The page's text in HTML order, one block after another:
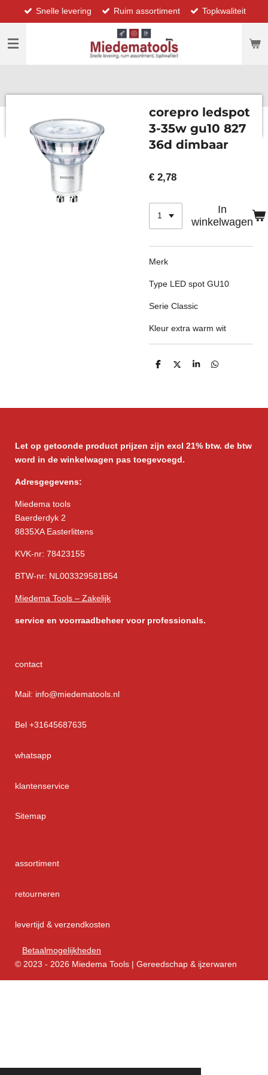
direct
naar
hoofdinhoud
Snelle levering Ruim assortiment Topkwaliteit
corepro ledspot
3-35w gu10 827
36d dimbaar
€ 2,78
In
winkelwagen
Merk
Type LED spot GU10
Serie Classic
Kleur extra warm wit
D
D
S
D
Let op getoonde product prijzen zijn excl 21% btw. de btw
word in de winkelwagen pas toegevoegd.
Adresgegevens:
Miedema tools
Baerderdyk 2
8835XA Easterlittens
KVK-nr: 78423155
BTW-nr: NL003329581B54
Miedema Tools – Zakelijk
service en voorraadbeheer voor professionals.
contact
Mail: info@miedematools.nl
Bel +31645687635
whatsapp
klantenservice
Sitemap
assortiment
retourneren
levertijd & verzendkosten
Betaalmogelijkheden
© 2023 - 2026 Miedema Tools | Gereedschap & ijzerwaren